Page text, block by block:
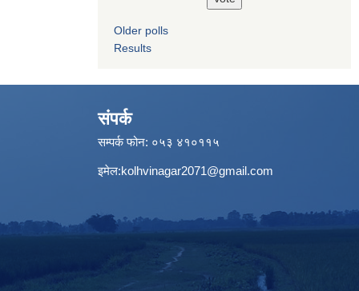
Older polls
Results
संपर्क
सम्पर्क फोन: ०५३ ४१०११५
इमेल:kolhvinagar2071@gmail.com